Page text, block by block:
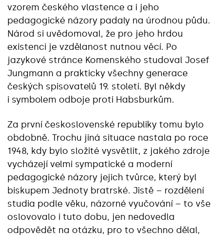
vzorem českého vlastence a i jeho
pedagogické názory padaly na úrodnou půdu.
Národ si uvědomoval, že pro jeho hrdou
existenci je vzdělanost nutnou věcí. Po
jazykové stránce Komenského studoval Josef
Jungmann a prakticky všechny generace
českých spisovatelů 19. století. Byl někdy
i symbolem odboje proti Habsburkům.
Za první československé republiky tomu bylo
obdobně. Trochu jiná situace nastala po roce
1948, kdy bylo složité vysvětlit, z jakého zdroje
vycházejí velmi sympatické a moderní
pedagogické názory jejich tvůrce, který byl
biskupem Jednoty bratrské. Jistě – rozdělení
studia podle věku, názorné vyučování – to vše
oslovovalo i tuto dobu, jen nedovedla
odpovědět na otázku, pro to všechno dělal,